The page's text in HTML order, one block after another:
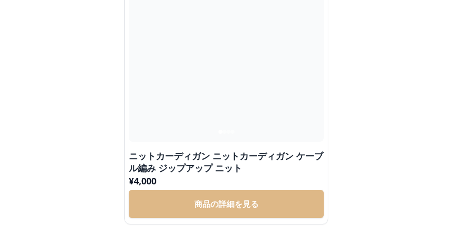
ニットカーディガン ニットカーディガン ケーブ
ル編み ジップアップ ニット
¥4,000
商品の詳細を見る